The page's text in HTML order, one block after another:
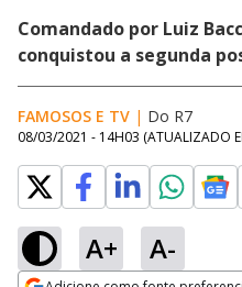
Comandado por Luiz
conquistou a segunda
FAMOSOS E TV | Do R7
08/03/2021 - 14H03 (ATUALIZADO
A+ A-